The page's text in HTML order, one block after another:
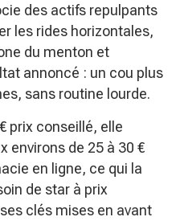
des actifs repulpants
les rides horizontales,
du menton et
annoncé : un cou plus
sans routine lourde.
prix conseillé, elle
environs de 25 à 30 €
en ligne, ce qui la
de star à prix
clés mises en avant